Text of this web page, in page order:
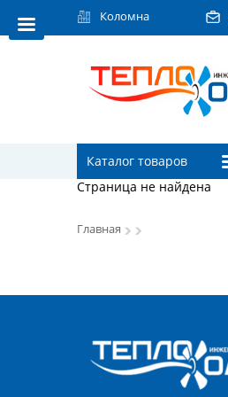
Коломна
Каталог товаров
Страница не найдена
Главная